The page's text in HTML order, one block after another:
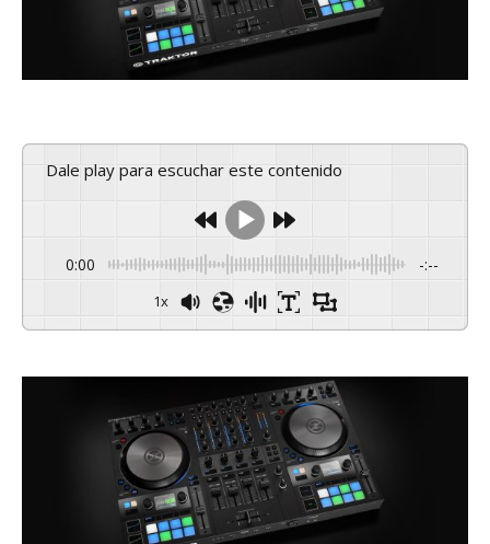
Dale play para escuchar este contenido
0:00 -:--
1x